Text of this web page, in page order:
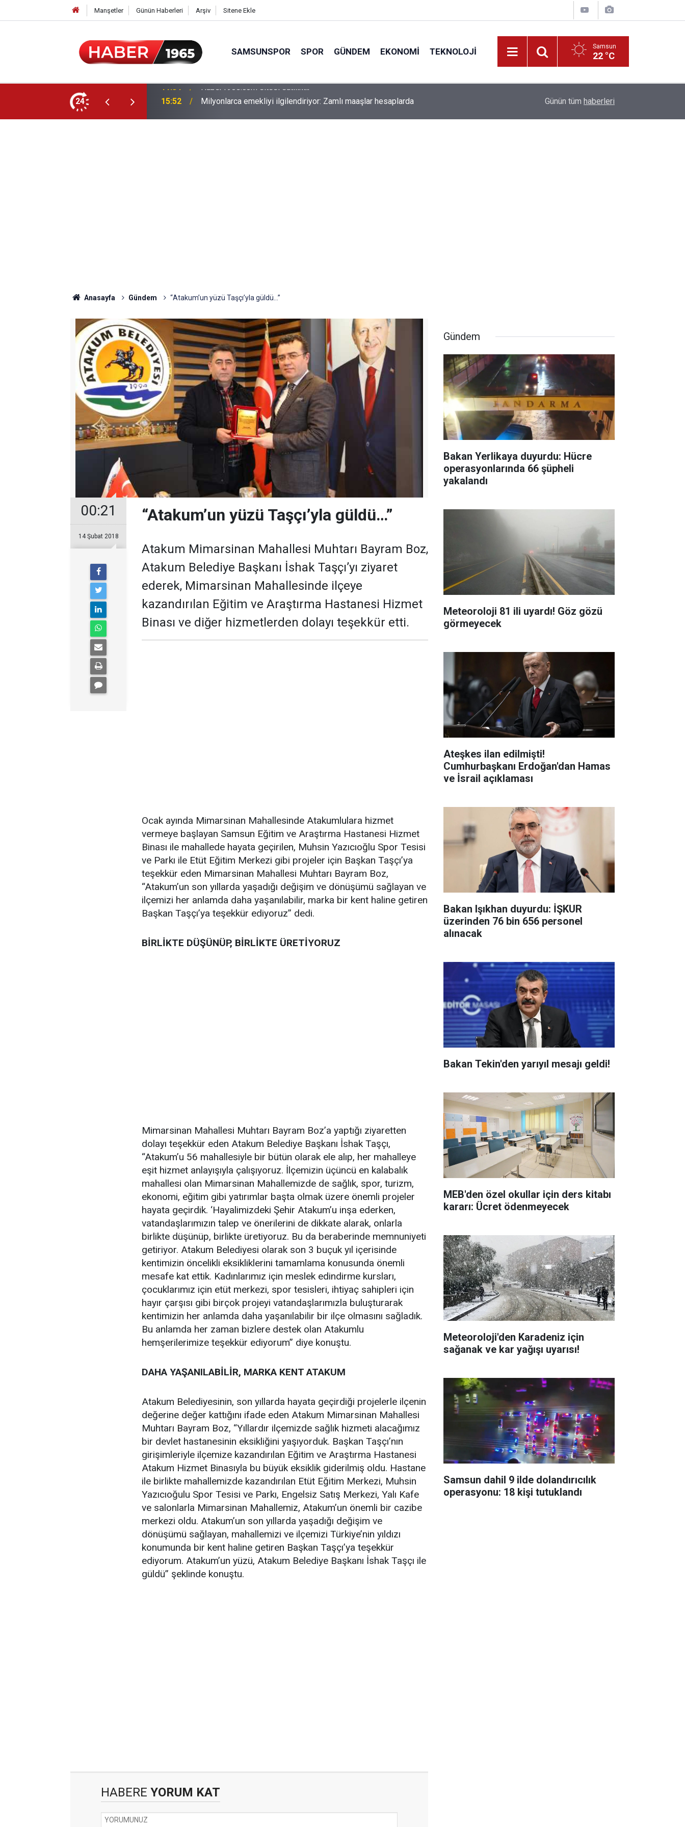
Manşetler Günün Haberleri Arşiv Sitene Ekle
SAMSUNSPOR SPOR GÜNDEM EKONOMI TEKNOLOJI Samsun
22 °C
24 15:52 Milyonlarca emekliyi ilgilendiriyor: Zamlı maaşlar hesaplarda Fahiş fiyatlar nedeniyle işletmelere 101 milyon
Günün tüm haberleri
Anasayfa Gündem “Atakum’un yüzü Taşçı’yla güldü…”
00:21
14 Şubat 2018
“Atakum’un yüzü Taşçı’yla güldü…”
Atakum Mimarsinan Mahallesi Muhtarı Bayram Boz,
Atakum Belediye Başkanı İshak Taşçı’yı ziyaret
ederek, Mimarsinan Mahallesinde ilçeye
kazandırılan Eğitim ve Araştırma Hastanesi Hizmet
Binası ve diğer hizmetlerden dolayı teşekkür etti.
Ocak ayında Mimarsinan Mahallesinde Atakumlulara hizmet
vermeye başlayan Samsun Eğitim ve Araştırma Hastanesi Hizmet
Binası ile mahallede hayata geçirilen, Muhsin Yazıcıoğlu Spor Tesisi
ve Parkı ile Etüt Eğitim Merkezi gibi projeler için Başkan Taşçı’ya
teşekkür eden Mimarsinan Mahallesi Muhtarı Bayram Boz,
“Atakum’un son yıllarda yaşadığı değişim ve dönüşümü sağlayan ve
ilçemizi her anlamda daha yaşanılabilir, marka bir kent haline getiren
Başkan Taşçı’ya teşekkür ediyoruz” dedi.
BİRLİKTE DÜŞÜNÜP, BİRLİKTE ÜRETİYORUZ
Mimarsinan Mahallesi Muhtarı Bayram Boz’a yaptığı ziyaretten
dolayı teşekkür eden Atakum Belediye Başkanı İshak Taşçı,
“Atakum’u 56 mahallesiyle bir bütün olarak ele alıp, her mahalleye
eşit hizmet anlayışıyla çalışıyoruz. İlçemizin üçüncü en kalabalık
mahallesi olan Mimarsinan Mahallemizde de sağlık, spor, turizm,
ekonomi, eğitim gibi yatırımlar başta olmak üzere önemli projeler
hayata geçirdik. ‘Hayalimizdeki Şehir Atakum’u inşa ederken,
vatandaşlarımızın talep ve önerilerini de dikkate alarak, onlarla
birlikte düşünüp, birlikte üretiyoruz. Bu da beraberinde memnuniyeti
getiriyor. Atakum Belediyesi olarak son 3 buçuk yıl içerisinde
kentimizin öncelikli eksikliklerini tamamlama konusunda önemli
mesafe kat ettik. Kadınlarımız için meslek edindirme kursları,
çocuklarımız için etüt merkezi, spor tesisleri, ihtiyaç sahipleri için
hayır çarşısı gibi birçok projeyi vatandaşlarımızla buluşturarak
kentimizin her anlamda daha yaşanılabilir bir ilçe olmasını sağladık.
Bu anlamda her zaman bizlere destek olan Atakumlu
hemşerilerimize teşekkür ediyorum” diye konuştu.
DAHA YAŞANILABİLİR, MARKA KENT ATAKUM
Atakum Belediyesinin, son yıllarda hayata geçirdiği projelerle ilçenin
değerine değer kattığını ifade eden Atakum Mimarsinan Mahallesi
Muhtarı Bayram Boz, “Yıllardır ilçemizde sağlık hizmeti alacağımız
bir devlet hastanesinin eksikliğini yaşıyorduk. Başkan Taşçı’nın
girişimleriyle ilçemize kazandırılan Eğitim ve Araştırma Hastanesi
Atakum Hizmet Binasıyla bu büyük eksiklik giderilmiş oldu. Hastane
ile birlikte mahallemizde kazandırılan Etüt Eğitim Merkezi, Muhsin
Yazıcıoğulu Spor Tesisi ve Parkı, Engelsiz Satış Merkezi, Yalı Kafe
ve salonlarla Mimarsinan Mahallemiz, Atakum’un önemli bir cazibe
merkezi oldu. Atakum’un son yıllarda yaşadığı değişim ve
dönüşümü sağlayan, mahallemizi ve ilçemizi Türkiye’nin yıldızı
konumunda bir kent haline getiren Başkan Taşçı’ya teşekkür
ediyorum. Atakum’un yüzü, Atakum Belediye Başkanı İshak Taşçı ile
güldü” şeklinde konuştu.
HABERE YORUM KAT
Gündem
Bakan Yerlikaya duyurdu: Hücre
operasyonlarında 66 şüpheli
yakalandı
Meteoroloji 81 ili uyardı! Göz gözü
görmeyecek
Ateşkes ilan edilmişti!
Cumhurbaşkanı Erdoğan'dan Hamas
ve İsrail açıklaması
Bakan Işıkhan duyurdu: İŞKUR
üzerinden 76 bin 656 personel
alınacak
Bakan Tekin'den yarıyıl mesajı geldi!
MEB'den özel okullar için ders kitabı
kararı: Ücret ödenmeyecek
Meteoroloji'den Karadeniz için
sağanak ve kar yağışı uyarısı!
Samsun dahil 9 ilde dolandırıcılık
operasyonu: 18 kişi tutuklandı